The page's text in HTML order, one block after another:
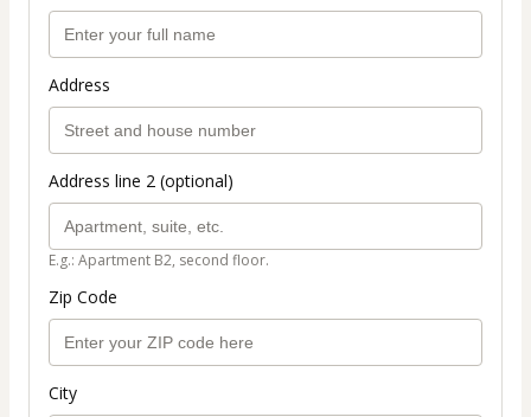
Address
Address line 2 (optional)
E.g.: Apartment B2, second floor.
Zip Code
City